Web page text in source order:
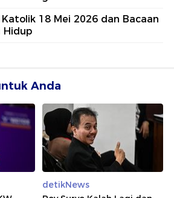
18 Mei 2026 dan Bacaan
Hidup
Anda
detikNews